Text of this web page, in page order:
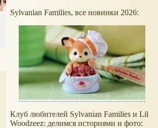
Sylvanian Families, все новинки 2026:
Клуб любителей Sylvanian Families и Lil
Woodzeez: делимся историями и фото: